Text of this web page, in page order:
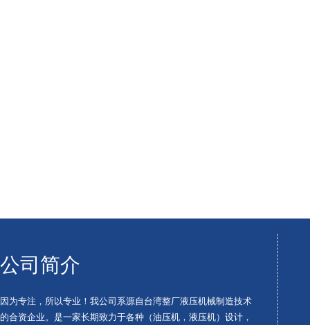
公司简介
因为专注，所以专业！我公司系源自台湾整厂液压机械制造技术
的合资企业。是一家长期致力于各种（油压机，液压机）设计，